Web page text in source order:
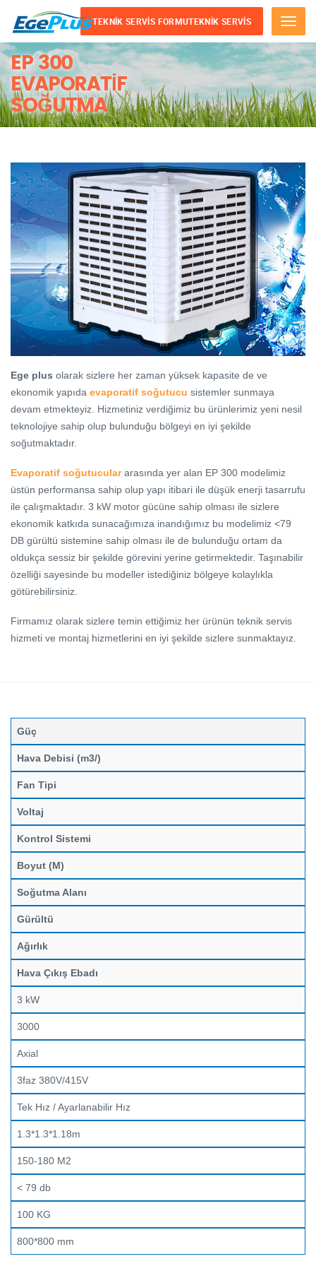
Menu
TEKNIK SERVIS FORMUTEKNIK SERVIS
EP 300
EVAPORATIF
SOĞUTMA
Ege plus olarak sizlere her zaman yüksek kapasite de ve
ekonomik yapıda evaporatif soğutucu sistemler sunmaya
devam etmekteyiz. Hizmetiniz verdiğimiz bu ürünlerimiz yeni nesil
teknolojiye sahip olup bulunduğu bölgeyi en iyi şekilde
soğutmaktadır.
Evaporatif soğutuculararasında yer alan EP 300 modelimiz
üstün performansa sahip olup yapı itibari ile düşük enerji tasarrufu
ile çalışmaktadır. 3 kW motor gücüne sahip olması ile sizlere
ekonomik katkıda sunacağımıza inandığımız bu modelimiz <79
DB gürültü sistemine sahip olması ile de bulunduğu ortam da
oldukça sessiz bir şekilde görevini yerine getirmektedir. Taşınabilir
özelliği sayesinde bu modeller istediğiniz bölgeye kolaylıkla
götürebilirsiniz.
Firmamız olarak sizlere temin ettiğimiz her ürünün teknik servis
hizmeti ve montaj hizmetlerini en iyi şekilde sizlere sunmaktayız.
Güç
Hava Debisi (m3/)
Fan Tipi
Voltaj
Kontrol Sistemi
Boyut (M)
Soğutma Alanı
Gürültü
Ağırlık
Hava Çıkış Ebadı
3 kW
3000
Axial
3faz 380V/415V
Tek Hız / Ayarlanabilir Hız
1.3*1.3*1.18m
150-180 M2
< 79 db
100 KG
800*800 mm